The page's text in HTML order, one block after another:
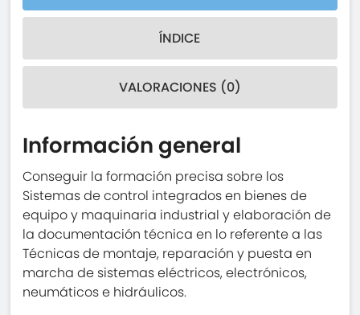
ÍNDICE
VALORACIONES (0)
Información general
Conseguir la formación precisa sobre los
Sistemas de control integrados en bienes de
equipo y maquinaria industrial y elaboración de
la documentación técnica en lo referente a las
Técnicas de montaje, reparación y puesta en
marcha de sistemas eléctricos, electrónicos,
neumáticos e hidráulicos.